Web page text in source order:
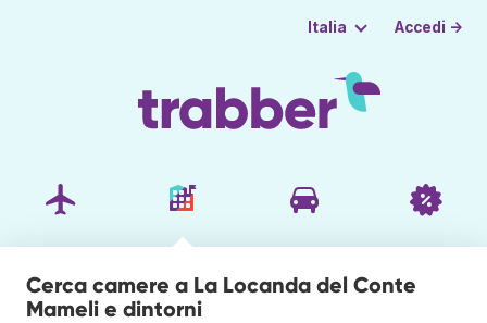
Italia Accedi →
Cerca camere a La Locanda del Conte
Mameli e dintorni